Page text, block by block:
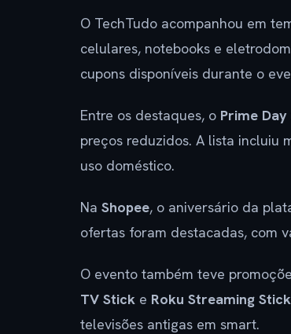
O TechTudo acompanhou em
celulares, notebooks e
cupons disponíveis durante o
Entre os destaques, o Prime Day
preços reduzidos. A lista incluiu
uso doméstico.
Na Shopee, o aniversário da
ofertas foram destacadas, com
O evento também teve
TV Stick e Roku Streaming Stick
televisões antigas em smart.